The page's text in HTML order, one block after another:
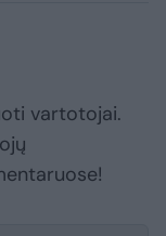
vartotojai.